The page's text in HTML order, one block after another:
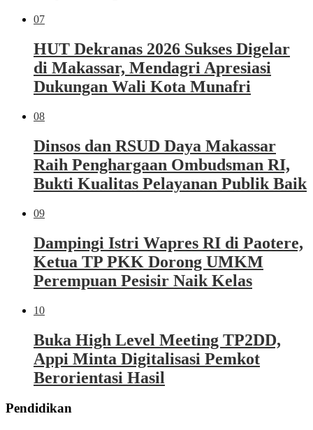
07
HUT Dekranas 2026 Sukses Digelar
di Makassar, Mendagri Apresiasi
Dukungan Wali Kota Munafri
08
Dinsos dan RSUD Daya Makassar
Raih Penghargaan Ombudsman RI,
Bukti Kualitas Pelayanan Publik Baik
09
Dampingi Istri Wapres RI di Paotere,
Ketua TP PKK Dorong UMKM
Perempuan Pesisir Naik Kelas
10
Buka High Level Meeting TP2DD,
Appi Minta Digitalisasi Pemkot
Berorientasi Hasil
Pendidikan